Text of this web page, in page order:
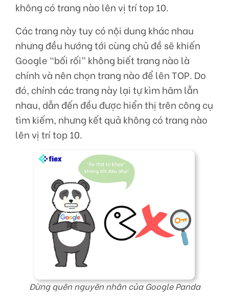
không có trang nào lên vị trí top 10.
Các trang này tuy có nội dung khác nhau
nhưng đều hướng tới cùng chủ đề sẽ khiến
Google “bối rối” không biết trang nào là
chính và nên chọn trang nào để lên TOP. Do
đó, chính các trang này lại tự kìm hãm lẫn
nhau, dẫn đến đều được hiển thị trên công cụ
tìm kiếm, nhưng kết quả không có trang nào
lên vị trí top 10.
Đừng quên nguyên nhân của Google Panda